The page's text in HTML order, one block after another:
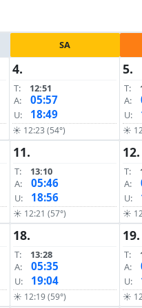
SA
4.
T:
12:51
A:
05:57
U: 18:49
☀ 12:23 (54°)
5.
T:
A:
U:
☀
11.
T:
13:10
A:
05:46
U: 18:56
☀ 12:21 (57°)
12.
T:
A:
U:
☀
18.
T:
13:28
A:
05:35
U: 19:04
☀ 12:19 (59°)
19.
T:
A:
U:
☀